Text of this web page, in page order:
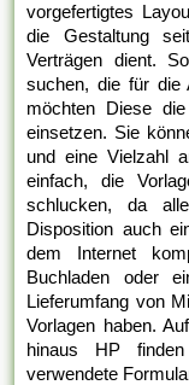
vorgefertigtes
die Gestaltung
Verträgen dient.
suchen, die für die
möchten Diese
einsetzen. Sie
und eine Vielzahl
einfach, die
schlucken, da
Disposition auch
dem Internet
Buchladen oder
Lieferumfang von
Vorlagen haben.
hinaus HP
verwendete